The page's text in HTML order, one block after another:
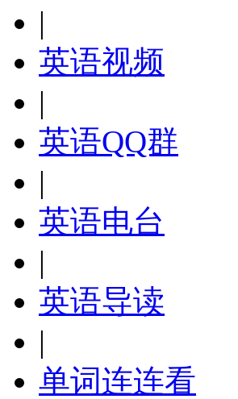
|
英语视频
|
英语QQ群
|
英语电台
|
英语导读
|
单词连连看